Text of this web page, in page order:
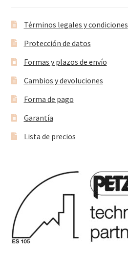
Términos legales y condiciones
Protección de datos
Formas y plazos de envío
Cambios y devoluciones
Forma de pago
Garantía
Lista de precios